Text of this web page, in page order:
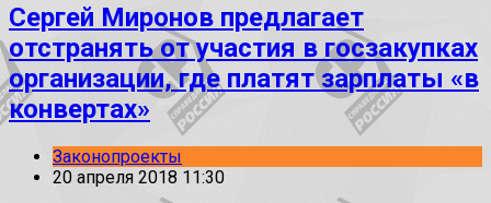
Сергей Миронов предлагает
отстранять от участия в госзакупках
организации, где платят зарплаты «в
конвертах»
Законопроекты
20 апреля 2018 11:30